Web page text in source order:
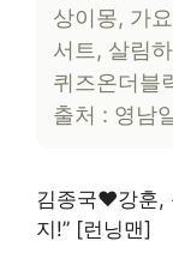
상이몽, 가
서트, 살림
퀴즈온더블
출처 : 영남
김종국♥강훈,
지!” [런닝맨]